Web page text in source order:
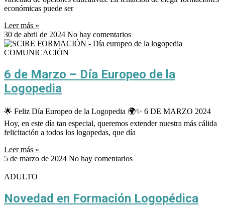
económicas puede ser
Leer más »
30 de abril de 2024 No hay comentarios
COMUNICACIÓN
6 de Marzo – Día Europeo de la
Logopedia
🌟 Feliz Día Europeo de la Logopedia 🌍✨ 6 DE MARZO 2024
Hoy, en este día tan especial, queremos extender nuestra más cálida
felicitación a todos los logopedas, que día
Leer más »
5 de marzo de 2024 No hay comentarios
ADULTO
Novedad en Formación Logopédica